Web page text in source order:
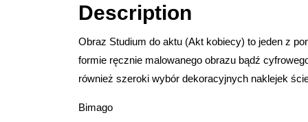
Description
Obraz Studium do aktu (Akt kobiecy) to jeden z
formie ręcznie malowanego obrazu bądź
również szeroki wybór dekoracyjnych naklejek
Bimago